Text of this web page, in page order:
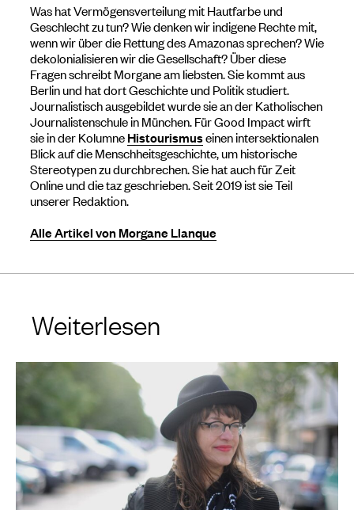
Was hat Vermögensverteilung mit Hautfarbe und
Geschlecht zu tun? Wie denken wir indigene Rechte mit,
wenn wir über die Rettung des Amazonas sprechen? Wie
dekolonialisieren wir die Gesellschaft? Über diese
Fragen schreibt Morgane am liebsten. Sie kommt aus
Berlin und hat dort Geschichte und Politik studiert.
Journalistisch ausgebildet wurde sie an der Katholischen
Journalistenschule in München. Für Good Impact wirft
sie in der KolumneHistourismuseinen intersektionalen
Blick auf die Menschheitsgeschichte, um historische
Stereotypen zu durchbrechen. Sie hat auch für Zeit
Online und die taz geschrieben. Seit 2019 ist sie Teil
unserer Redaktion.
Alle Artikel von Morgane Llanque
Weiterlesen